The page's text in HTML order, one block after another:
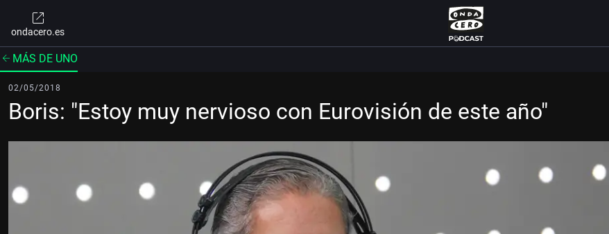
ondacero.es
MÁS DE UNO
02/05/2018
Boris: "Estoy muy nervioso con Eurovisión de este año"